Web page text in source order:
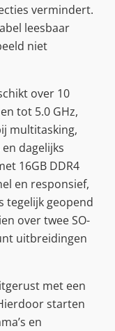
vermindert.
leesbaar
niet
over 10
tot 5.0 GHz,
multitasking,
dagelijks
16GB DDR4
en responsief,
tegelijk geopend
over twee SO-
uitbreidingen
met een
starten
en